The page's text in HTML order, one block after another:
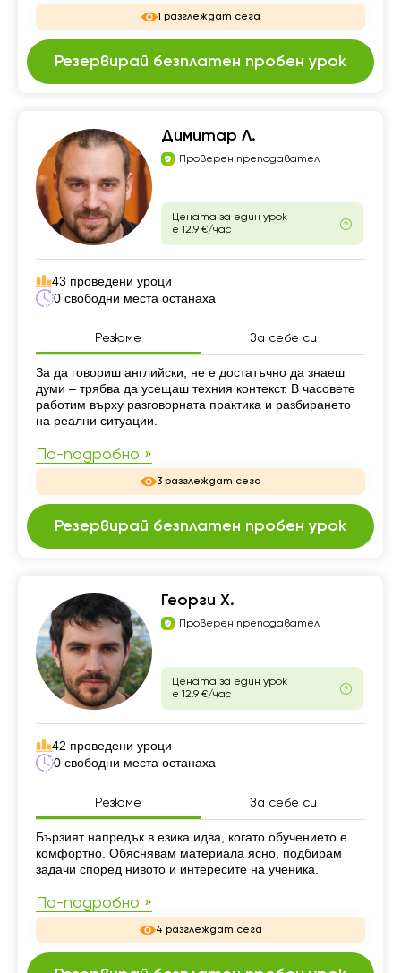
1 разглеждат сега
Резервирай безплатен пробен урок
Димитар Л.
Проверен преподавател
Цената за един урок
е 12.9 €/час
43 проведени уроци
0 свободни места останаха
Резюме За себе си
Резюме
За да говориш английски, не е достатъчно да знаеш
думи – трябва да усещаш техния контекст. В часовете
работим върху разговорната практика и разбирането
на реални ситуации.
По-подробно »
3 разглеждат сега
Резервирай безплатен пробен урок
Георги Х.
Проверен преподавател
Цената за един урок
е 12.9 €/час
42 проведени уроци
0 свободни места останаха
Резюме За себе си
Резюме
Бързият напредък в езика идва, когато обучението е
комфортно. Обяснявам материала ясно, подбирам
задачи според нивото и интересите на ученика.
По-подробно »
4 разглеждат сега